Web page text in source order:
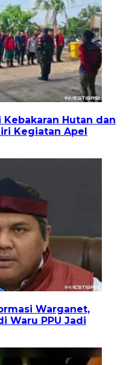
Hutan dan
Kegiatan Apel
Warganet,
Waru PPU Jadi